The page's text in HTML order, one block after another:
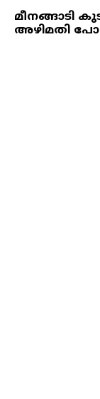
മീനങ്ങാടി
അഴിമതി